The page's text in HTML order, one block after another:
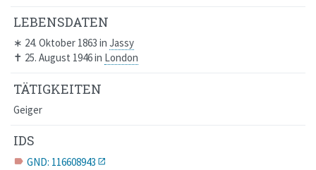
LEBENSDATEN
∗ 24. Oktober 1863 in Jassy
✝ 25. August 1946in London
TÄTIGKEITEN
Geiger
IDS
label GND: 116608943